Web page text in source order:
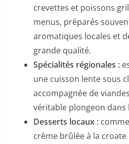
crevettes et poissons
menus, préparés
aromatiques locales et
grande qualité.
Spécialités régionales :
une cuisson lente sous
accompagnée de
véritable plongeon
Desserts locaux :
crème brûlée à la